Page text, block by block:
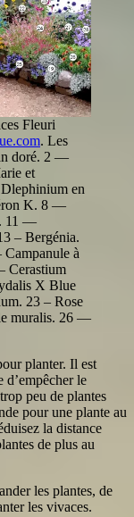
Fleuri
. Les
doré. 2 —
et
en
K. 8 —
11 —
– Bergénia.
à
Cerastium
X Blue
23 – Rose
muralis. 26 —
planter. Il est
d’empêcher le
peu de plantes
pour une plante au
la distance
de plus au
les plantes, de
les vivaces.